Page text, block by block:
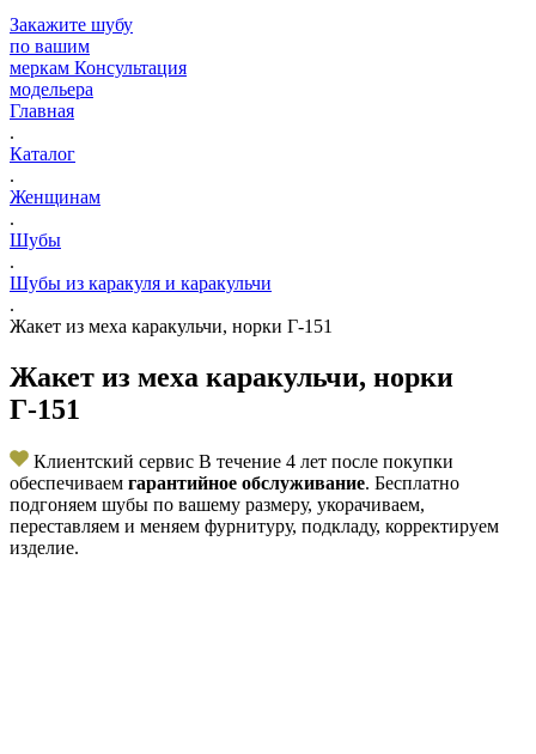
Закажите шубу
по вашим
меркам Консультация
модельера
Главная
.
Каталог
.
Женщинам
.
Шубы
.
Шубы из каракуля и каракульчи
.
Жакет из меха каракульчи, норки Г-151
Жакет из меха каракульчи, норки
Г-151
Клиентский сервис В течение 4 лет после покупки
обеспечиваем гарантийное обслуживание. Бесплатно
подгоняем шубы по вашему размеру, укорачиваем,
переставляем и меняем фурнитуру, подкладу, корректируем
изделие.